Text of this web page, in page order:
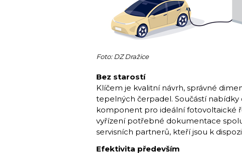
Foto: DZ Dražice
Bez starostí
Klíčem je kvalitní návrh, správné
tepelných čerpadel. Součástí
komponent pro ideální fotovoltaické
vyřízení potřebné dokumentace
servisních partnerů, kteří jsou k
Efektivita především